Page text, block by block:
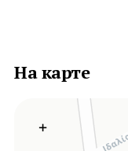
На карте
+